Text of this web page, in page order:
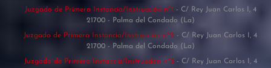
Juzgado de Primera Instancia/Instrucción nº1 - C/ Rey Juan Carlos I, 4
21700 - Palma del Condado (La)
Juzgado de Primera Instancia/Instrucción nº2 - C/ Rey Juan Carlos I, 4
21700 - Palma del Condado (La)
Juzgado de Primera Instancia/Instrucción nº3 - C/ Rey Juan Carlos I, 4